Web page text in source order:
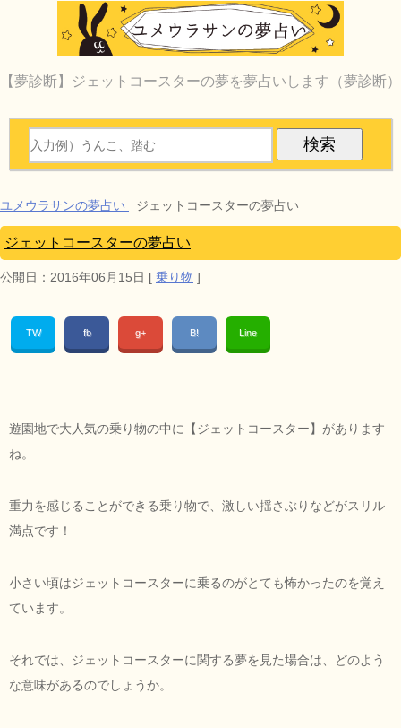
【夢診断】ジェットコースターの夢を夢占いします（夢診断）
ユメウラサンの夢占い ジェットコースターの夢占い
ジェットコースターの夢占い
公開日： 2016年06月15日 [ 乗り物 ]
TW fb g+ B! Line
遊園地で大人気の乗り物の中に【ジェットコースター】があります
ね。
重力を感じることができる乗り物で、激しい揺さぶりなどがスリル
満点です！
小さい頃はジェットコースターに乗るのがとても怖かったのを覚え
ています。
それでは、ジェットコースターに関する夢を見た場合は、どのよう
な意味があるのでしょうか。